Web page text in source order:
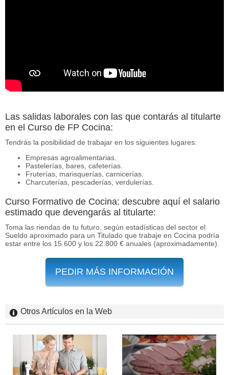
Las salidas laborales con las que contarás al titularte
en el Curso de FP Cocina:
Tendrás la posibilidad de trabajar en los siguientes lugares:
Empresas agroalimentarias.
Pastelerías, bares, cafeterías.
Fruterías, marisquerías, carnicerías.
Charcuterías, pescaderías, verdulerías.
Curso Formativo de Cocina: descubre aquí el salario
estimado que devengarás al titularte:
Toma las riendas de tu futuro, según estadísticas del sector el
Sueldo aproximado para un Titulado que trabaje en Cocina podría
estar entre los 15.600 y los 22.800 € anuales (aproximadamente).
PEDIR MÁS INFORMACIÓN
Otros Artículos en la Web